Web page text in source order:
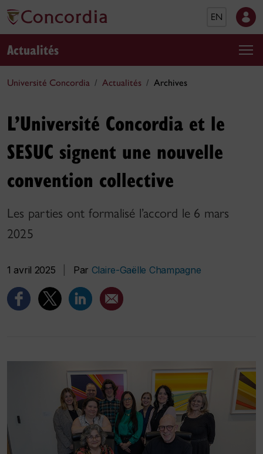
EN
Actualités
Université Concordia Actualités Archives
L’Université Concordia et le
SESUC signent une nouvelle
convention collective
Les parties ont formalisé l’accord le 6 mars
2025
1 avril 2025 Par Claire-Gaëlle Champagne